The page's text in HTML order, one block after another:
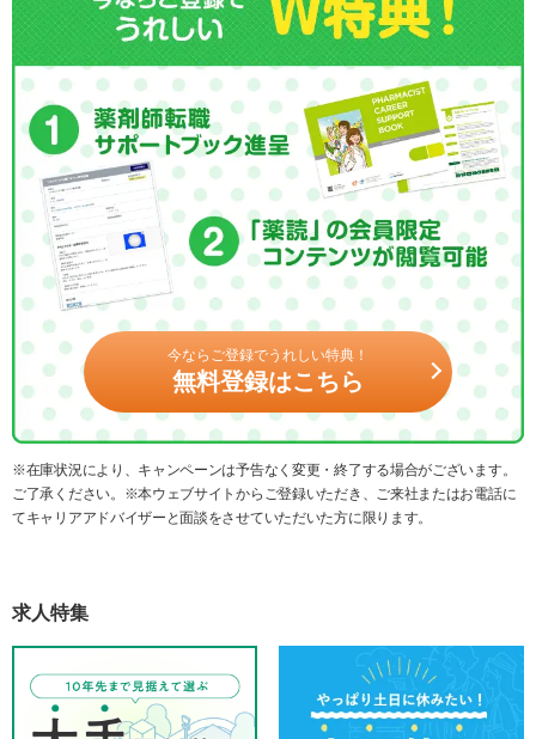
今ならご登録でうれしい特典！
無料登録はこちら
※在庫状況により、キャンペーンは予告なく変更・終了する場合がございます。
ご了承ください。※本ウェブサイトからご登録いただき、ご来社またはお電話に
てキャリアアドバイザーと面談をさせていただいた方に限ります。
求人特集